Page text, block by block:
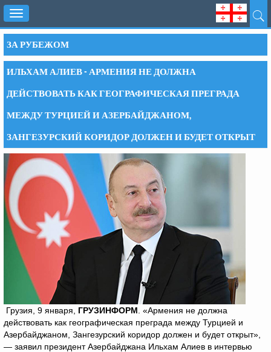
Toggle
navigation
ЗА РУБЕЖОМ
ИЛЬХАМ АЛИЕВ - АРМЕНИЯ НЕ ДОЛЖНА
ДЕЙСТВОВАТЬ КАК ГЕОГРАФИЧЕСКАЯ ПРЕГРАДА
МЕЖДУ ТУРЦИЕЙ И АЗЕРБАЙДЖАНОМ,
ЗАНГЕЗУРСКИЙ КОРИДОР ДОЛЖЕН И БУДЕТ ОТКРЫТ
Грузия, 9 января, ГРУЗИНФОРМ . «Армения не должна
действовать как географическая преграда между Турцией и
Азербайджаном, Зангезурский коридор должен и будет открыт»,
— заявил президент Азербайджана Ильхам Алиев в интервью